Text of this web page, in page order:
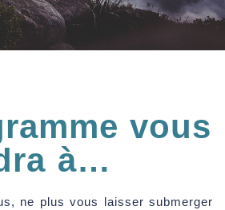
vous
à…
ne plus vous laisser submerger